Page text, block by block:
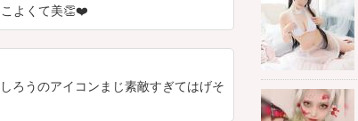
こよくて美👏❤️
ろうのアイコンまじ素敵すぎてはげそ